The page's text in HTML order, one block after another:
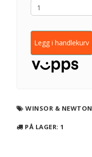
Legg i handlekurv
WINSOR & NEWTON
PÅ LAGER: 1